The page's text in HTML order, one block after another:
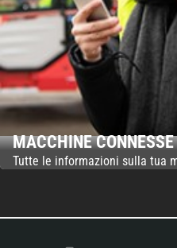
MACCHINE CONNESSE
Tutte le informazioni sulla tua